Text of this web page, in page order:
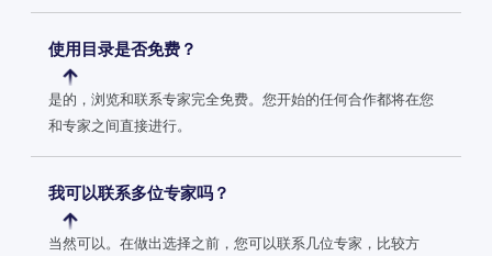
使用目录是否免费？
是的，浏览和联系专家完全免费。您开始的任何合作都将在您
和专家之间直接进行。
我可以联系多位专家吗？
当然可以。在做出选择之前，您可以联系几位专家，比较方